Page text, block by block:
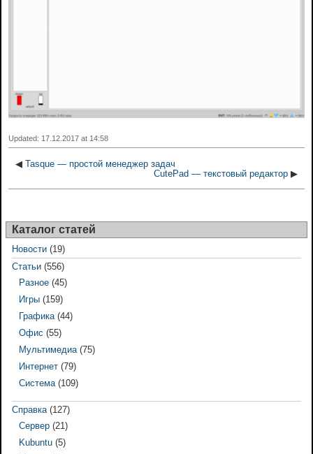
Updated: 17.12.2017 at 14:58
◀ Tasque — простой менеджер задач
CutePad — текстовый редактор ▶
Каталог статей
Новости (19)
Статьи (556)
Разное (45)
Игры (159)
Графика (44)
Офис (55)
Мультимедиа (75)
Интернет (79)
Система (109)
Справка (127)
Сервер (21)
Kubuntu (5)